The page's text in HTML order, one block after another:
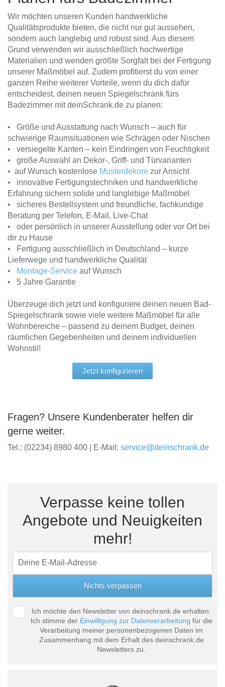
Wir möchten unseren Kunden handwerkliche
Qualitätsprodukte bieten, die nicht nur gut aussehen,
sondern auch langlebig und robust sind. Aus diesem
Grund verwenden wir ausschließlich hochwertige
Materialien und wenden größte Sorgfalt bei der Fertigung
unserer Maßmöbel auf. Zudem profitierst du von einer
ganzen Reihe weiterer Vorteile, wenn du dich dafür
entscheidest, deinen neuen Spiegelschrank fürs
Badezimmer mit deinSchrank.de zu planen:
• Größe und Ausstattung nach Wunsch – auch für
schwierige Raumsituationen wie Schrägen oder Nischen
• versiegelte Kanten – kein Eindringen von Feuchtigkeit
• große Auswahl an Dekor-, Griff- und Türvarianten
• auf Wunsch kostenlose Musterdekore zur Ansicht
• innovative Fertigungstechniken und handwerkliche
Erfahrung sichern solide und langlebige Maßmöbel
• sicheres Bestellsystem und freundliche, fachkundige
Beratung per Telefon, E-Mail, Live-Chat
• oder persönlich in unserer Ausstellung oder vor Ort bei
dir zu Hause
• Fertigung ausschließlich in Deutschland – kurze
Lieferwege und handwerkliche Qualität
•
Montage-Service auf Wunsch
• 5 Jahre Garantie
Überzeuge dich jetzt und konfiguriere deinen neuen Bad-
Spiegelschrank sowie viele weitere Maßmöbel für alle
Wohnbereiche – passend zu deinem Budget, deinen
räumlichen Gegebenheiten und deinem individuellen
Wohnstil!
Jetzt konfigurieren
Fragen? Unsere Kundenberater helfen dir
gerne weiter.
Tel.: (02234) 8980 400 | E-Mail: service@deinschrank.de
Verpasse keine tollen
Angebote und Neuigkeiten
mehr!
Ich möchte den Newsletter von deinschrank.de erhalten.
Ich stimme der Einwilligung zur Datenverarbeitung für die
Verarbeitung meiner personenbezogenen Daten im
Zusammenhang mit dem Erhalt des deinschrank.de
Newsletters zu.